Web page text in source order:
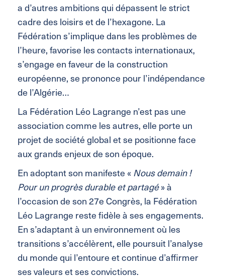
a d’autres ambitions qui dépassent le strict
cadre des loisirs et de l’hexagone. La
Fédération s’implique dans les problèmes de
l’heure, favorise les contacts internationaux,
s’engage en faveur de la construction
européenne, se prononce pour l’indépendance
de l’Algérie…
La Fédération Léo Lagrange n’est pas une
association comme les autres, elle porte un
projet de société global et se positionne face
aux grands enjeux de son époque.
En adoptant son manifeste « Nous demain !
Pour un progrès durable et partagé» à
l’occasion de son 27e Congrès, la Fédération
Léo Lagrange reste fidèle à ses engagements.
En s’adaptant à un environnement où les
transitions s’accélèrent, elle poursuit l’analyse
du monde qui l’entoure et continue d’affirmer
ses valeurs et ses convictions.